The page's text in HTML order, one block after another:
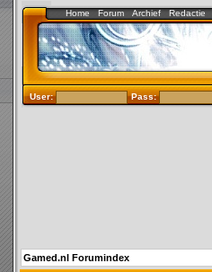
Home Forum Archief Redactie
User: Pass:
Gamed.nl Forumindex